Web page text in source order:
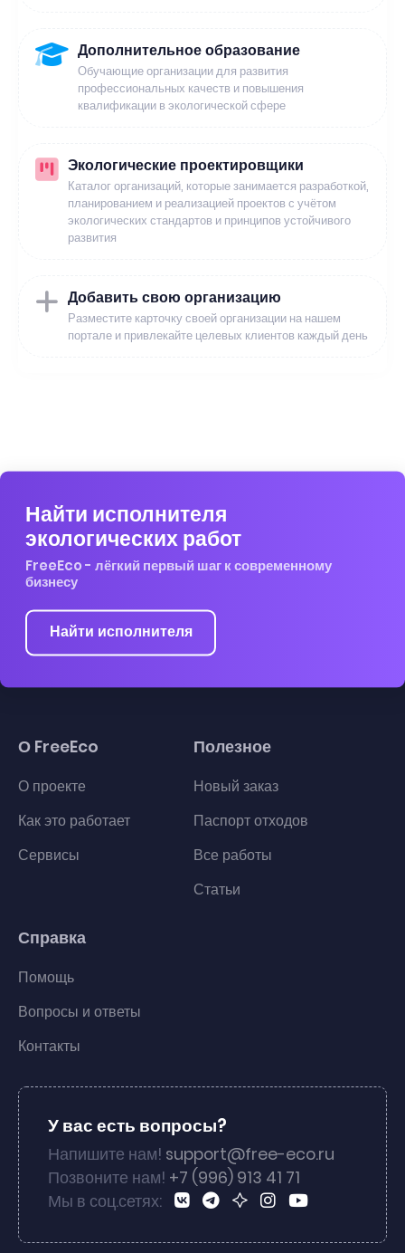
Дополнительное образование
Обучающие организации для развития
профессиональных качеств и повышения
квалификации в экологической сфере
Экологические проектировщики
Каталог организаций, которые занимается разработкой,
планированием и реализацией проектов с учётом
экологических стандартов и принципов устойчивого
развития
Добавить свою организацию
Разместите карточку своей организации на нашем
портале и привлекайте целевых клиентов каждый день
Найти исполнителя
экологических работ
FreeEco - лёгкий первый шаг к современному
бизнесу
Найти исполнителя
О FreeEco
О проекте
Как это работает
Сервисы
Полезное
Новый заказ
Паспорт отходов
Все работы
Статьи
Справка
Помощь
Вопросы и ответы
Контакты
У вас есть вопросы?
Напишите нам! support@free-eco.ru
Позвоните нам! +7 (996) 913 41 71
Мы в соц.сетях: